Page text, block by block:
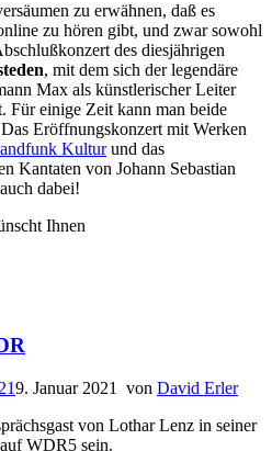
zu erwähnen, daß es
zu hören gibt, und zwar sowohl
des diesjährigen
, mit dem sich der legendäre
Max als künstlerischer Leiter
Für einige Zeit kann man beide
Eröffnungskonzert mit Werken
Kulturund das
Kantaten von Johann Sebastian
dabei!
Ihnen
9. Januar 2021 von David Erler
von Lothar Lenz in seiner
WDR5 sein.